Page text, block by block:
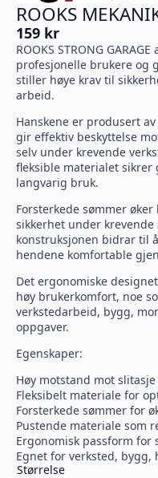
ROOKS
159 kr
ROOKS STRONG
profesjonelle brukere og
stiller høye krav til
arbeid.
Hanskene er produsert
gir effektiv beskyttelse
selv under krevende
fleksible materialet sikrer
langvarig bruk.
Forsterkede sømmer
sikkerhet under
konstruksjonen bidrar til
hendene komfortable
Det ergonomiske
høy brukerkomfort, noe
verkstedarbeid, bygg,
oppgaver.
Egenskaper:
Høy motstand mot
Fleksibelt materiale for
Forsterkede sømmer for
Pustende materiale som
Ergonomisk passform for
Egnet for verksted, bygg,
Størrelse